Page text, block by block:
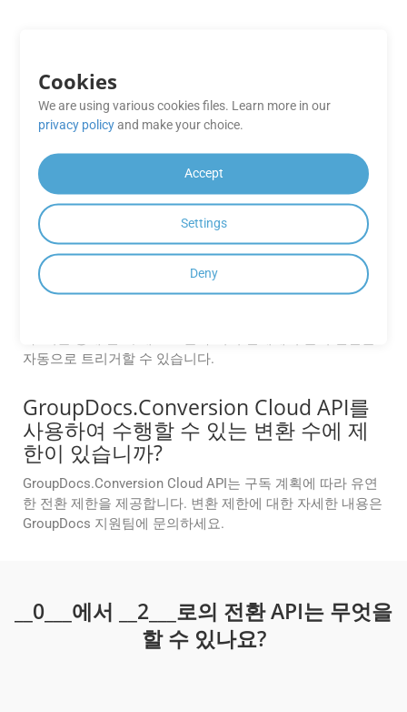
네. GroupDocs.Conversion Cloud는 변환 전 문서 미리보기
기능을 지원합니다. 이를 통해 최종 변환을 완료하기 전에 레
이아웃 정확성을 확인하고, 서식을 확인하고, 정보에 기반한
의사 결정을 내릴 수 있습니다.
GroupDocs.Conversion Cloud를
CI/CD 파이프라인에 통합하여 자동 문
서 변환을 수행할 수 있나요?
네, API는 자동화 워크플로를 지원하도록 설계되었습니다.
.NET, Java, PHP, Ruby, Android, Go, Python 및 기타 플랫폼용
자동으로 트리거할 수 있습니다.
GroupDocs.Conversion Cloud API를
사용하여 수행할 수 있는 변환 수에 제
한이 있습니까?
GroupDocs.Conversion Cloud API는 구독 계획에 따라 유연
한 전환 제한을 제공합니다. 변환 제한에 대한 자세한 내용은
GroupDocs 지원팀에 문의하세요.
__0___에서 __2___로의 전환 API는 무엇을
할 수 있나요?
Cookies
We are using various cookies files. Learn more in our
privacy policyand make your choice.
Accept
Settings
Deny